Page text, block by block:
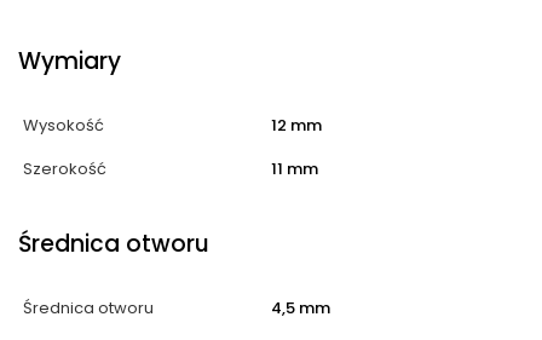
Wymiary
Wysokość
12 mm
Szerokość
11 mm
Średnica otworu
Średnica otworu 4,5 mm